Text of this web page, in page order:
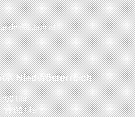
drschuh.at
Niederösterreich
Uhr
19:00 Uhr